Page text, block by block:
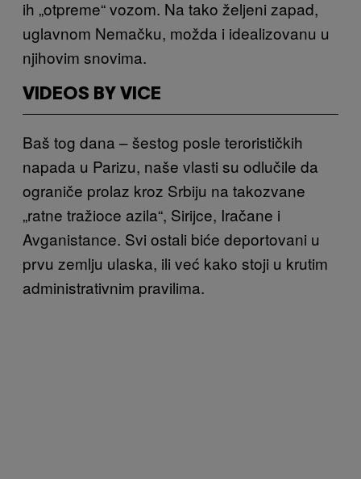
ih „otpreme“ vozom. Na tako željeni zapad,
uglavnom Nemačku, možda i idealizovanu u
njihovim snovima.
VIDEOS BY VICE
Baš tog dana – šestog posle terorističkih
napada u Parizu, naše vlasti su odlučile da
ograniče prolaz kroz Srbiju na takozvane
„ratne tražioce azila“, Sirijce, Iračane i
Avganistance. Svi ostali biće deportovani u
prvu zemlju ulaska, ili već kako stoji u krutim
administrativnim pravilima.